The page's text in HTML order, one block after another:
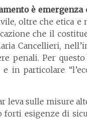
è emergenza
oltre che etica e
che il
Cancellieri,
penali. Per
in particolare
leva sulle misure
forti esigenze di